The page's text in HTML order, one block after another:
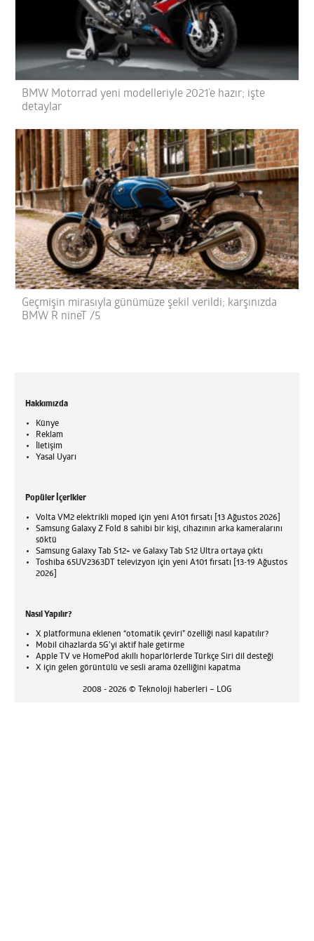
BMW Motorrad yeni modelleriyle 2021’e hazır; işte
detaylar
Geçmişin mirasıyla günümüze şekil verildi; karşınızda
BMW R nineT /5
Hakkımızda
Künye
Reklam
İletişim
Yasal Uyarı
Popüler İçerikler
Volta VM2 elektrikli moped için yeni A101 fırsatı [13 Ağustos 2026]
Samsung Galaxy Z Fold 8 sahibi bir kişi, cihazının arka kameralarını
söktü
Samsung Galaxy Tab S12+ ve Galaxy Tab S12 Ultra ortaya çıktı
Toshiba 65UV2363DT televizyon için yeni A101 fırsatı [13-19 Ağustos
2026]
Nasıl Yapılır?
X platformuna eklenen “otomatik çeviri” özelliği nasıl kapatılır?
Mobil cihazlarda 5G’yi aktif hale getirme
Apple TV ve HomePod akıllı hoparlörlerde Türkçe Siri dil desteği
X için gelen görüntülü ve sesli arama özelliğini kapatma
2008 - 2026 © Teknoloji haberleri – LOG